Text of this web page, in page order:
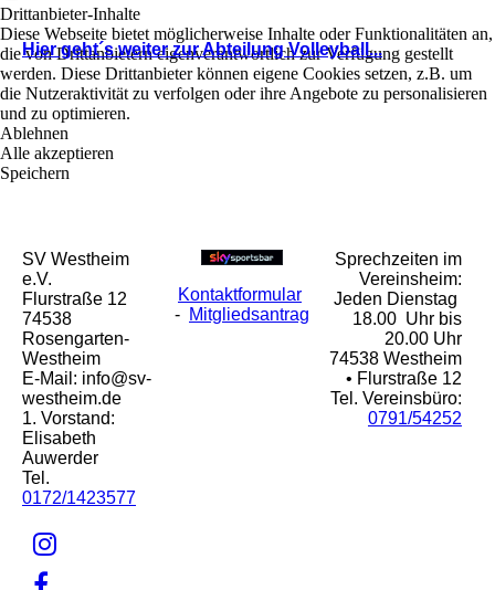
Hier geht´s weiter zur Abteilung Volleyball...
SV Westheim
e.V.
Flurstraße 12
74538
Rosengarten-
Westheim
E-Mail: info@sv-
westheim.de
1. Vorstand:
Elisabeth
Auwerder
Tel.
0172/1423577
Kontaktformular
- Mitgliedsantrag
Sprechzeiten im
Vereinsheim:
Jeden Dienstag
18.00 Uhr bis
20.00 Uhr
74538 Westheim
• Flurstraße 12
Tel. Vereinsbüro:
0791/54252
Drittanbieter-Inhalte
Diese Webseite bietet möglicherweise Inhalte oder Funktionalitäten an,
die von Drittanbietern eigenverantwortlich zur Verfügung gestellt
werden. Diese Drittanbieter können eigene Cookies setzen, z.B. um
die Nutzeraktivität zu verfolgen oder ihre Angebote zu personalisieren
und zu optimieren.
Ablehnen
Alle akzeptieren
Speichern